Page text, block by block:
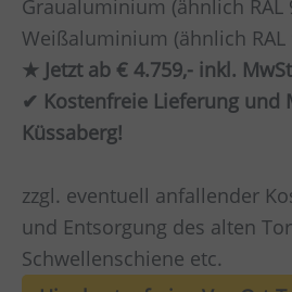
Graualuminium (ähnlich RAL
Weißaluminium (ähnlich RAL
★ Jetzt ab € 4.759,- inkl. MwSt
✔ Kostenfreie Lieferung und
Küssaberg!
zzgl. eventuell anfallender
und Entsorgung des alten
Schwellenschiene etc.